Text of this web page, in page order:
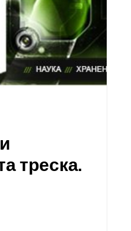
треска.